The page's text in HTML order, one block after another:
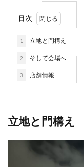
目次
1 立地と門構え
2 そして会場へ
3 店舗情報
立地と門構え